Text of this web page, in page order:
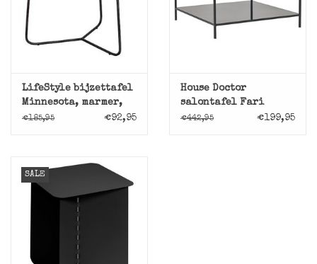
LifeStyle bijzettafel
Minnesota, marmer,
zwart
€185,95 €92,95
House Doctor
salontafel Fari
€442,95 €199,95
SALE